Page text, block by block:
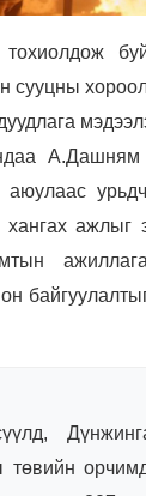
сууцны
А.Дашням
хангах ажлыг
төвийн